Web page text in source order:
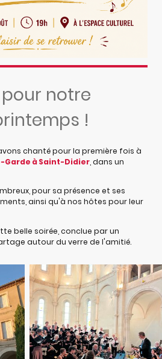
notre
!
chanté pour la première fois à
Garde à Saint-Didier , dans un
pour sa présence et ses
ainsi qu'à nos hôtes pour leur
belle soirée, conclue par un
autour du verre de l'amitié.